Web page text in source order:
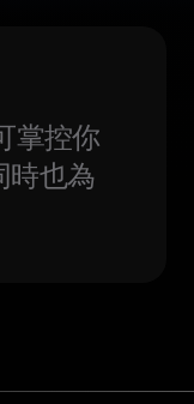
掌控你
時也為